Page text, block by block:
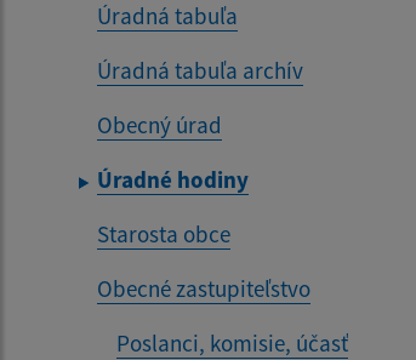
Úradná tabuľa
Úradná tabuľa archív
Obecný úrad
Úradné hodiny
Starosta obce
Obecné zastupiteľstvo
Poslanci, komisie, účasť